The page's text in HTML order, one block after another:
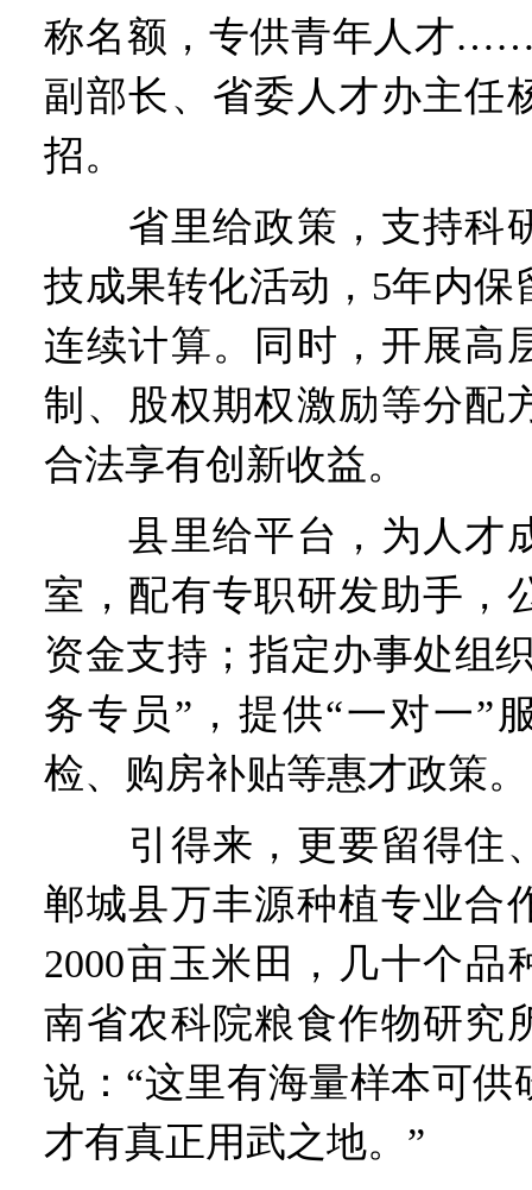
称名额，专供青年人才
副部长、省委人才办主任
招。
省里给政策，支持科
技成果转化活动，5年内保
连续计算。同时，开展高
制、股权期权激励等分配
合法享有创新收益。
县里给平台，为人才
室，配有专职研发助手，
资金支持；指定办事处组
务专员”，提供“一对一”
检、购房补贴等惠才政策。
引得来，更要留得住
郸城县万丰源种植专业合
2000亩玉米田，几十个品
南省农科院粮食作物研究
说：“这里有海量样本可供
才有真正用武之地。”